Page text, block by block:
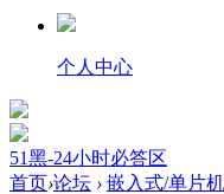
个人中心
51黑-24小时必答区
首页›论坛 › 嵌入式/单片